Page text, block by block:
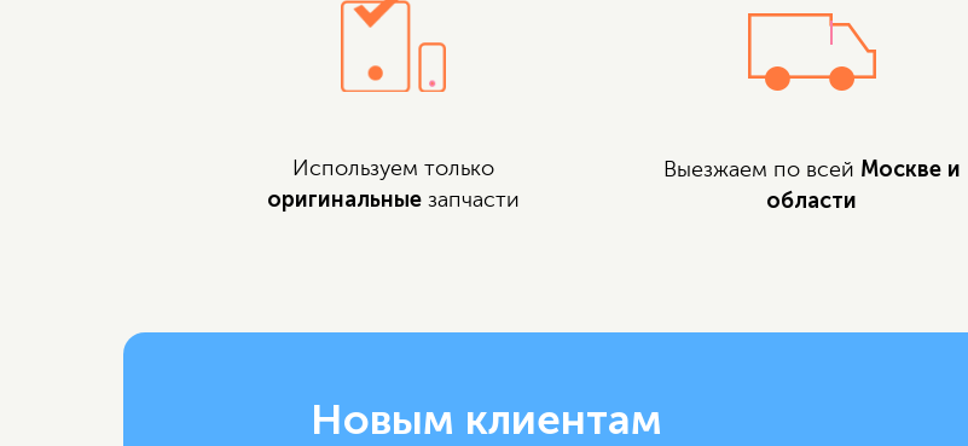
Используем только
оригинальныезапчасти
Выезжаем по всей Москве и
области
Новым клиентам